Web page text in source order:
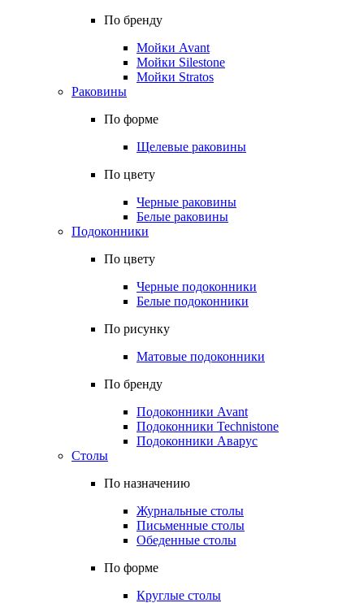
По бренду
Мойки Avant
Мойки Silestone
Мойки Stratos
Раковины
По форме
Щелевые раковины
По цвету
Черные раковины
Белые раковины
Подоконники
По цвету
Черные подоконники
Белые подоконники
По рисунку
Матовые подоконники
По бренду
Подоконники Avant
Подоконники Technistone
Подоконники Аварус
Столы
По назначению
Журнальные столы
Письменные столы
Обеденные столы
По форме
Круглые столы